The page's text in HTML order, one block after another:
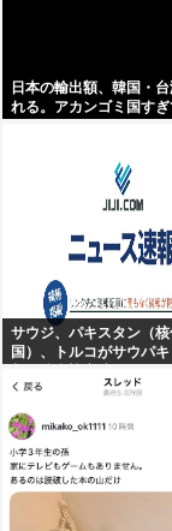
日本の輸出額、韓国・
れる。アカンゴミ国す
サウジ、パキスタン（
国）、トルコがサウパ